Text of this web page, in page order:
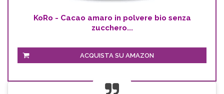
KoRo - Cacao amaro in polvere bio senza
zucchero...
ACQUISTA SU AMAZON